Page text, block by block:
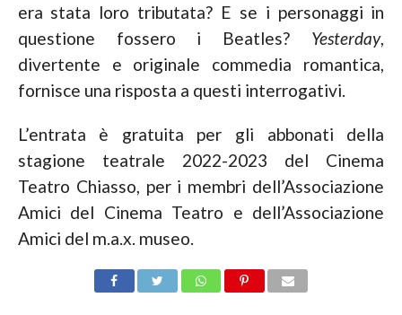
era stata loro tributata? E se i personaggi in
questione fossero i Beatles? Yesterday,
divertente e originale commedia romantica,
fornisce una risposta a questi interrogativi.
L’entrata è gratuita per gli abbonati della
stagione teatrale 2022-2023 del Cinema
Teatro Chiasso, per i membri dell’Associazione
Amici del Cinema Teatro e dell’Associazione
Amici del m.a.x. museo.